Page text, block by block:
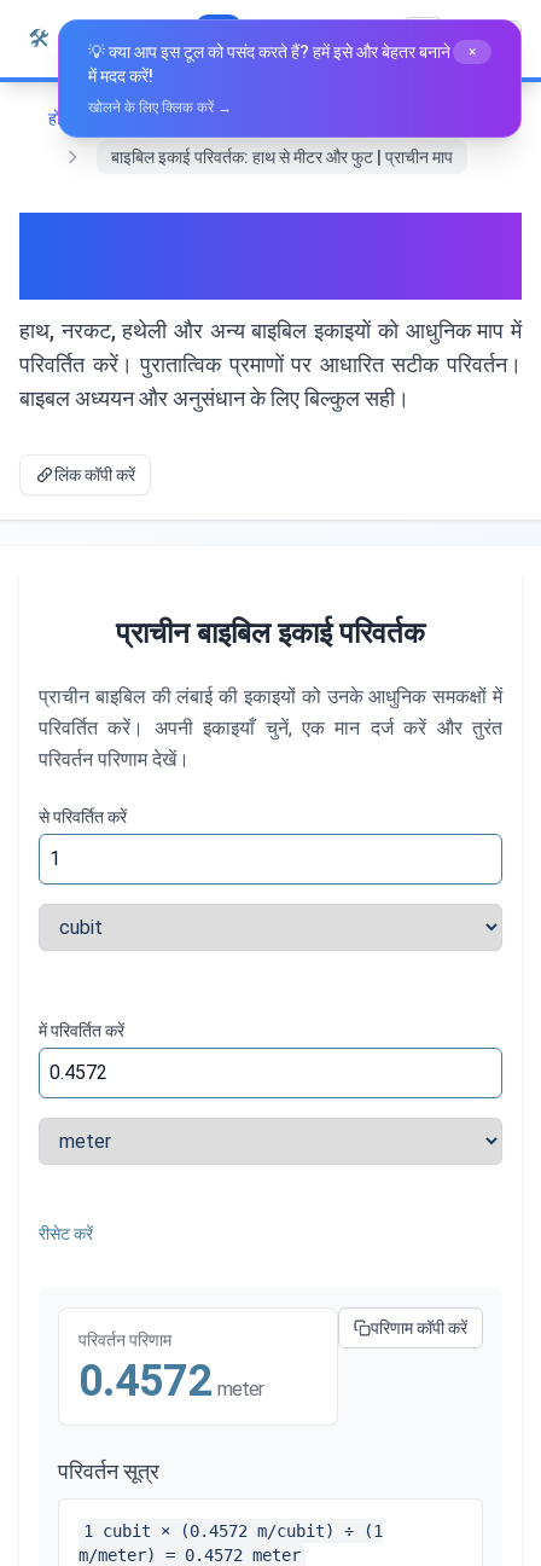
सामग्री पर जाएं
🛠️ Whiz Tools सभी उपकरण हिन्दी
होम
रूपांतरण उपकरण
बाइबिल इकाई परिवर्तक: हाथ से मीटर और फुट | प्राचीन माप
हाथ, नरकट, हथेली और अन्य बाइबिल इकाइयों को आधुनिक माप में
परिवर्तित करें। पुरातात्विक प्रमाणों पर आधारित सटीक परिवर्तन।
बाइबल अध्ययन और अनुसंधान के लिए बिल्कुल सही।
लिंक कॉपी करें
प्राचीन बाइबिल इकाई परिवर्तक
प्राचीन बाइबिल की लंबाई की इकाइयों को उनके आधुनिक समकक्षों में
परिवर्तित करें। अपनी इकाइयाँ चुनें, एक मान दर्ज करें और तुरंत
परिवर्तन परिणाम देखें।
से परिवर्तित करें
में परिवर्तित करें
रीसेट करें
परिवर्तन परिणाम
0.4572 meter
परिणाम कॉपी करें
परिवर्तन सूत्र
1 cubit × (0.4572 m/cubit) ÷ (1
m/meter) = 0.4572 meter
💡 क्या आप इस टूल को पसंद करते हैं? हमें इसे और बेहतर बनाने
में मदद करें!
×
खोलने के लिए क्लिक करें →